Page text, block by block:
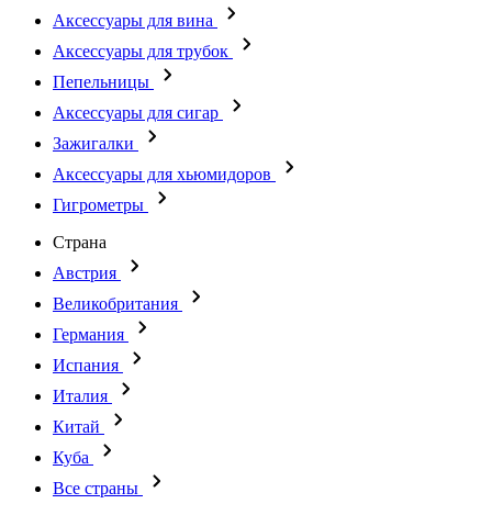
Аксессуары для вина
Аксессуары для трубок
Пепельницы
Аксессуары для сигар
Зажигалки
Аксессуары для хьюмидоров
Гигрометры
Страна
Австрия
Великобритания
Германия
Испания
Италия
Китай
Куба
Все страны